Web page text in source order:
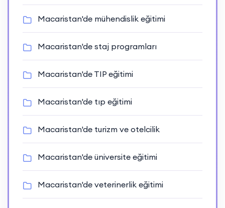
Macaristan'de mühendislik eğitimi
Macaristan'de staj programları
Macaristan'de TIP eğitimi
Macaristan'de tıp eğitimi
Macaristan'de turizm ve otelcilik
Macaristan'de üniversite eğitimi
Macaristan'de veterinerlik eğitimi